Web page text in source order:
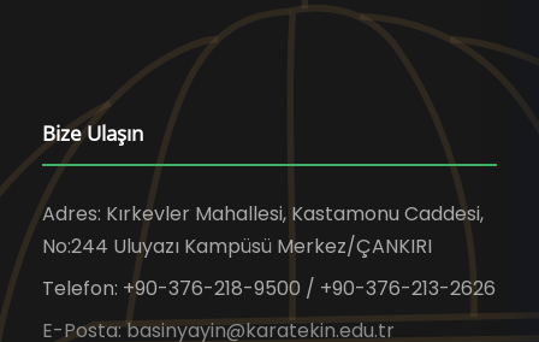
Bize Ulaşın
Adres: Kırkevler Mahallesi, Kastamonu Caddesi,
No:244 Uluyazı Kampüsü Merkez/ÇANKIRI
Telefon: +90-376-218-9500 / +90-376-213-2626
E-Posta: basinyayin@karatekin.edu.tr